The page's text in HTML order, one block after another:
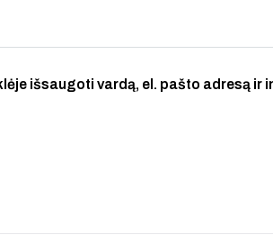
išsaugoti vardą, el. pašto adresą